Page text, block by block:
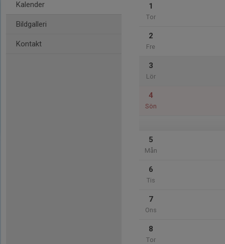
Kalender
Bildgalleri
Kontakt
1
Tor
2
Fre
3
Lör
4
Sön
5
Mån
6
Tis
7
Ons
8
Tor